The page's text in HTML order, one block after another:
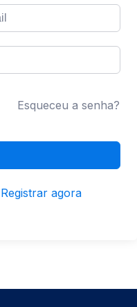
Esqueceu a senha?
Registrar agora